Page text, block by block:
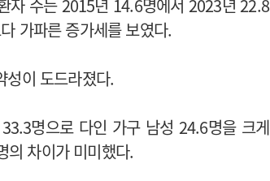
자 수는 2015년 14.6명에서 2023년 22.8
가파른 증가세를 보였다.
성이 도드라졌다.
명으로 다인 가구 남성 24.6명을 크게
의 차이가 미미했다.